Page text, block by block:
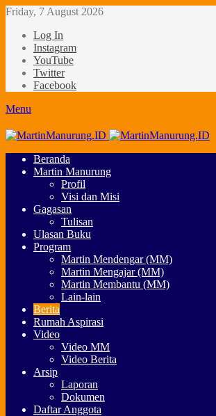
Friday, 7 August 2026
Log In
Instagram
YouTube
Twitter
Facebook
Menu
Beranda
Martin Manurung
Profil
Visi dan Misi
Gagasan
Tulisan
Ulasan Buku
Program
Martin Mendengar (MM)
Martin Mengajar (MM)
Martin Membantu (MM)
Lain-lain
Berita
Rumah Aspirasi
Video
Video MM
Video Berita
Arsip
Laporan
Dokumen
Daftar Anggota